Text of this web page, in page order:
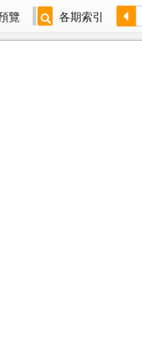
覽 各期索引